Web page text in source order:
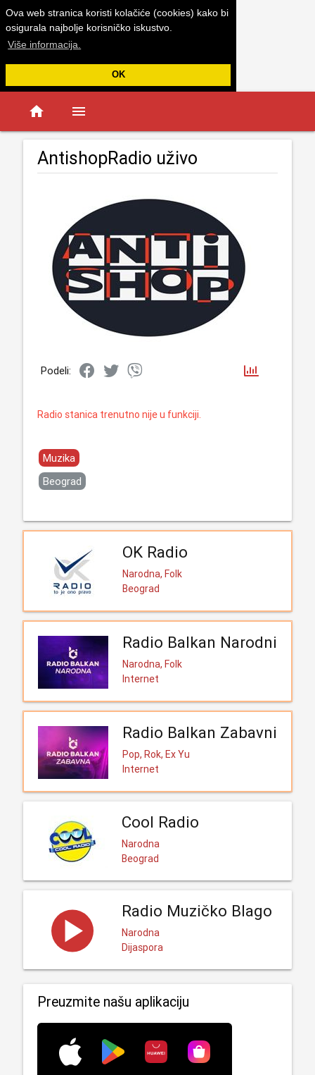
Ova web stranica koristi kolačiće (cookies) kako bi
osigurala najbolje korisničko iskustvo.
Više informacija.
OK
home menu
AntishopRadio uživo
Podeli:
Radio stanica trenutno nije u funkciji.
Muzika
Beograd
OK Radio
Narodna, Folk
Beograd
Radio Balkan Narodni
Narodna, Folk
Internet
Radio Balkan Zabavni
Pop, Rok, Ex Yu
Internet
Cool Radio
Narodna
Beograd
Radio Muzičko Blago
Narodna
Dijaspora
Preuzmite našu aplikaciju